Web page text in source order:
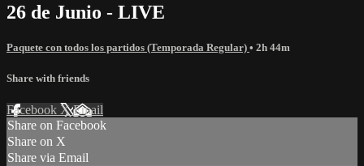
26 de Junio - LIVE
Paquete con todos los partidos (Temporada Regular) • 2h 44m
Share with friends
Facebook XEmail
Share on Facebook
Share on X
Share via Email